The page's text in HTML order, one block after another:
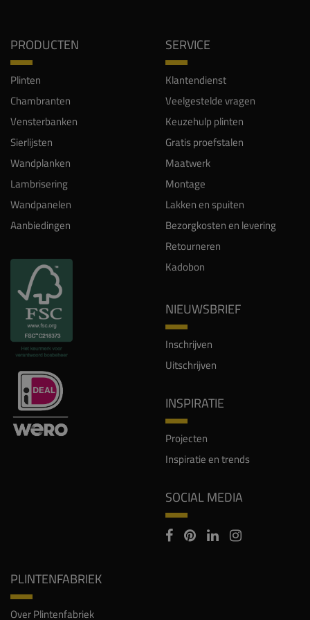
PRODUCTEN
Plinten
Chambranten
Vensterbanken
Sierlijsten
Wandplanken
Lambrisering
Wandpanelen
Aanbiedingen
SERVICE
Klantendienst
Veelgestelde vragen
Keuzehulp plinten
Gratis proefstalen
Maatwerk
Montage
Lakken en spuiten
Bezorgkosten en levering
Retourneren
Kadobon
NIEUWSBRIEF
Inschrijven
Uitschrijven
INSPIRATIE
Projecten
Inspiratie en trends
SOCIAL MEDIA
PLINTENFABRIEK
Over Plintenfabriek